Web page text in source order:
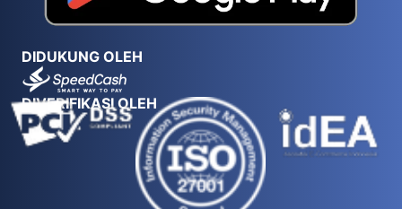
DIDUKUNG OLEH
DIVERIFIKASI OLEH